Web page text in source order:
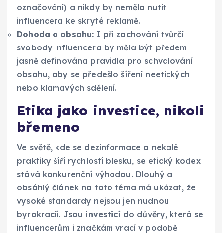
označování) a nikdy by neměla nutit
influencera ke skryté reklamě.
Dohoda o obsahu: I při zachování tvůrčí
svobody influencera by měla být předem
jasně definována pravidla pro schvalování
obsahu, aby se předešlo šíření neetických
nebo klamavých sdělení.
Etika jako investice, nikoli
břemeno
Ve světě, kde se dezinformace a nekalé
praktiky šíří rychlostí blesku, se etický kodex
stává konkurenční výhodou. Dlouhý a
obsáhlý článek na toto téma má ukázat, že
vysoké standardy nejsou jen nudnou
byrokracií. Jsou investicí do důvěry, která se
influencerům i značkám vrací v podobě